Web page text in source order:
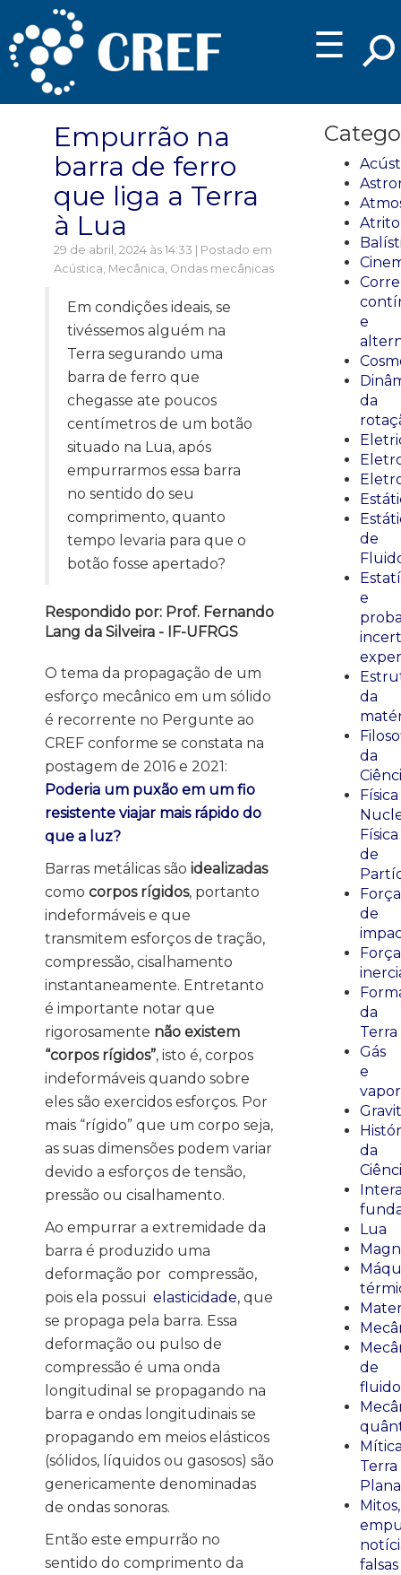
☰
Empurrão na
barra de ferro
que liga a Terra
à Lua
29 de abril, 2024 às 14:33 | Postado em
Acústica, Mecânica, Ondas mecânicas
Em condições ideais, se
tivéssemos alguém na
Terra segurando uma
barra de ferro que
chegasse ate poucos
centímetros de um botão
situado na Lua, após
empurrarmos essa barra
no sentido do seu
comprimento, quanto
tempo levaria para que o
botão fosse apertado?
Respondido por: Prof. Fernando
Lang da Silveira - IF-UFRGS
O tema da propagação de um
esforço mecânico em um sólido
é recorrente no Pergunte ao
CREF conforme se constata na
postagem de 2016 e 2021:
Poderia um puxão em um fio
resistente viajar mais rápido do
que a luz?
Barras metálicas são idealizadas
como corpos rígidos, portanto
indeformáveis e que
transmitem esforços de tração,
compressão, cisalhamento
instantaneamente. Entretanto
é importante notar que
rigorosamente não existem
“corpos rígidos”, isto é, corpos
indeformáveis quando sobre
eles são exercidos esforços. Por
mais “rígido” que um corpo seja,
as suas dimensões podem variar
devido a esforços de tensão,
pressão ou cisalhamento.
Ao empurrar a extremidade da
barra é produzido uma
deformação por compressão,
pois ela possui elasticidade, que
se propaga pela barra. Essa
deformação ou pulso de
compressão é uma onda
longitudinal se propagando na
barra e ondas longitudinais se
propagando em meios elásticos
(sólidos, líquidos ou gasosos) são
genericamente denominadas
de ondas sonoras.
Então este empurrão no
sentido do comprimento da
Atrito
e
da
de
e
da
da
Física
Física
de
Força
de
da
Terra
Gás
e
vapor
da
Lua
de
Terra
Plana
Mitos,
falsas